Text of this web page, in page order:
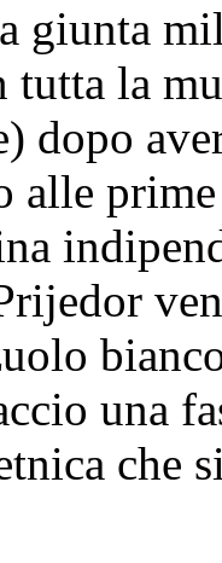
giunta
tutta la
dopo
alle
una
che